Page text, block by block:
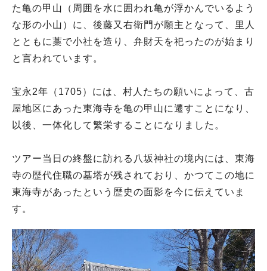
た亀の甲山（周囲を水に囲われ亀が浮かんでいるよう
な形の小山）に、後藤又右衛門が願主となって、里人
とともに藁で小社を造り、弁財天を祀ったのが始まり
と言われています。
宝永2年（1705）には、村人たちの願いによって、古
屋地区にあった東海寺を亀の甲山に遷すことになり、
以後、一体化して繁栄することになりました。
ツアー当日の終盤に訪れる八坂神社の境内には、東海
寺の歴代住職の墓塔が残されており、かつてこの地に
東海寺があったという歴史の面影を今に伝えていま
す。